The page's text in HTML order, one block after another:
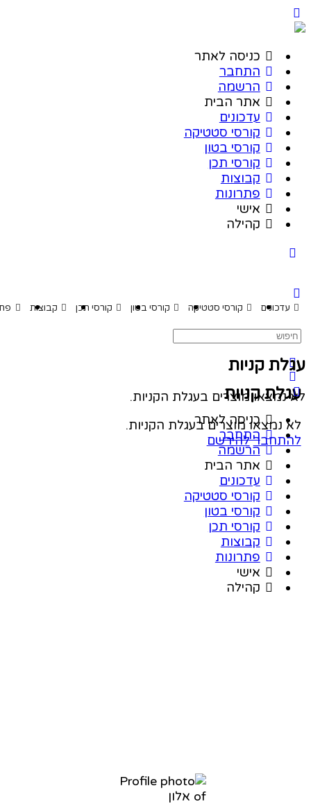
כניסה לאתר
התחבר
הרשמה
אתר הבית
עדכונים
קורסי סטטיקה
קורסי בטון
קורסי תכן
קבוצות
פתרונות
אישי
קהילה
קורסי סטטיקה קורסי בטון קורסי תכן קבוצות פתרונות
קניות
נמצאו מוצרים בעגלת הקניות.
להירשם
קניות
מוצרים בעגלת הקניות.
כניסה לאתר
התחבר
הרשמה
אתר הבית
עדכונים
קורסי סטטיקה
קורסי בטון
קורסי תכן
קבוצות
פתרונות
אישי
קהילה